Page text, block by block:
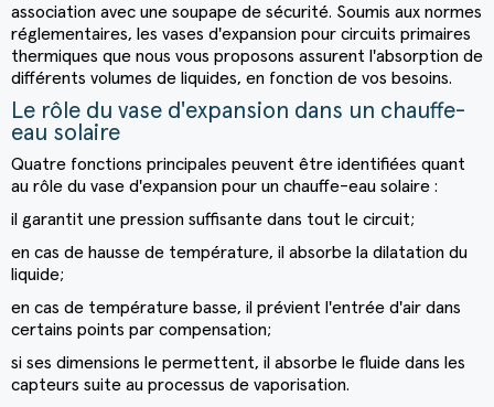
association avec une soupape de sécurité. Soumis aux normes
réglementaires, les vases d'expansion pour circuits primaires
thermiques que nous vous proposons assurent l'absorption de
différents volumes de liquides, en fonction de vos besoins.
Le rôle du vase d'expansion dans un chauffe-
eau solaire
Quatre fonctions principales peuvent être identifiées quant
au rôle du vase d'expansion pour un chauffe-eau solaire :
il garantit une pression suffisante dans tout le circuit;
en cas de hausse de température, il absorbe la dilatation du
liquide;
en cas de température basse, il prévient l'entrée d'air dans
certains points par compensation;
si ses dimensions le permettent, il absorbe le fluide dans les
capteurs suite au processus de vaporisation.